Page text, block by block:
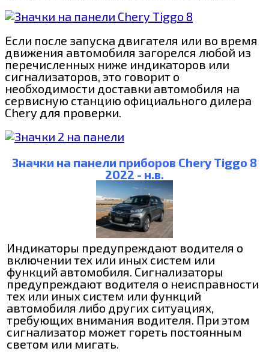
Если после запуска двигателя или во время
движения автомобиля загорелся любой из
перечисленных ниже индикаторов или
сигнализаторов, это говорит о
необходимости доставки автомобиля на
сервисную станцию официального дилера
Chery для проверки.
Значки на панели приборов Chery Tiggo 8
2022 - н.в.
Индикаторы предупреждают водителя о
включении тех или иных систем или
функций автомобиля. Сигнализаторы
предупреждают водителя о неисправности
тех или иных систем или функций
автомобиля либо других ситуациях,
требующих внимания водителя. При этом
сигнализатор может гореть постоянным
светом или мигать.